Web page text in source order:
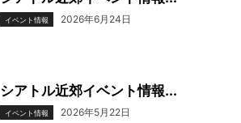
イベント情報 2026年6月24日
シアトル近郊イベント情報...
イベント情報 2026年5月22日